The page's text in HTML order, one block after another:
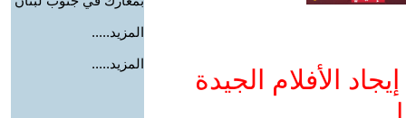
الأفلام الجيدة
المزيد.....
المزيد.....